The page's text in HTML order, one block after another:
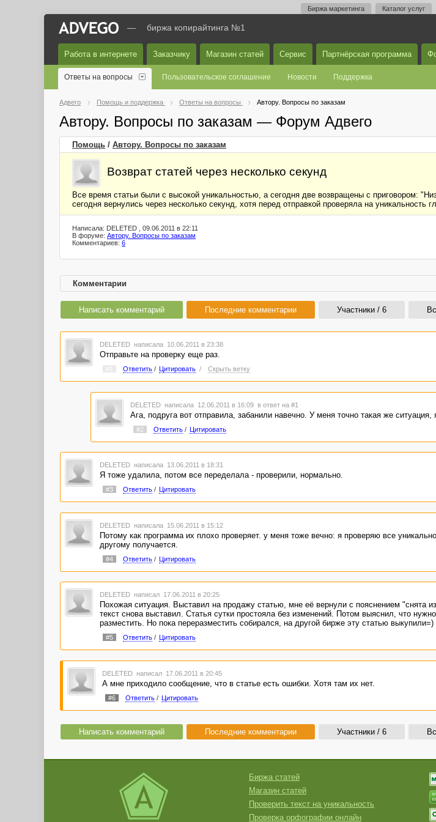
Биржа маркетинга Каталог услуг
— биржа копирайтинга №1
Работа в интернете Заказчику Магазин статей Сервис Партнёрская программа
Ответы на вопросы Пользовательское соглашение Новости Поддержка
Адвего Помощь и поддержка Ответы на вопросы Автору. Вопросы по заказам
Автору. Вопросы по заказам — Форум Адвего
Помощь / Автору. Вопросы по заказам
Возврат статей через несколько секунд
Все время статьи были с высокой уникальностью, а сегодня две возвращены с приговором:
сегодня вернулись через несколько секунд, хотя перед отправкой проверяла на
Написала: DELETED , 09.06.2011 в 22:11
В форуме: Автору. Вопросы по заказам
Комментариев: 6
Комментарии
Написать комментарий Последние комментарии Участники / 6
DELETED написала 10.06.2011 в 23:38
Отправьте на проверку еще раз.
Ответить/ Цитировать / Скрыть ветку
DELETED написала 12.06.2011 в 16:09 в ответ на #1
Ага, подруга вот отправила, забанили навечно. У меня точно такая же ситуация,
#2 Ответить/ Цитировать
DELETED написала 13.06.2011 в 18:31
Я тоже удалила, потом все переделала - проверили, нормально.
#3 Ответить/ Цитировать
DELETED написала 15.06.2011 в 15:12
Потому как программа их плохо проверяет. у меня тоже вечно: я проверяю все
другому получается.
#4 Ответить/ Цитировать
DELETED написал 17.06.2011 в 20:25
Похожая ситуация. Выставил на продажу статью, мне её вернули с пояснением "снята
текст снова выставил. Статья сутки простояла без изменений. Потом выяснил, что
разместить. Но пока переразместить собирался, на другой бирже эту статью выкупили=)
#5 Ответить/ Цитировать
DELETED написал 17.06.2011 в 20:45
А мне приходило сообщение, что в статье есть ошибки. Хотя там их нет.
#6 Ответить/ Цитировать
Написать комментарий Последние комментарии Участники / 6
Биржа статей
Магазин статей
Проверить текст на уникальность
Проверка орфографии онлайн